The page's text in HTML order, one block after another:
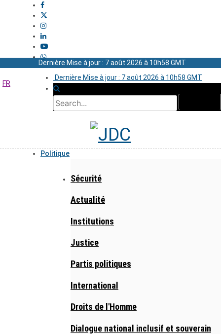
Dernière Mise à jour : 7 août 2026 à 10h58 GMT
Dernière Mise à jour : 7 août 2026 à 10h58 GMT
FR
Politique
Sécurité
Actualité
Institutions
Justice
Partis politiques
International
Droits de l'Homme
Dialogue national inclusif et souverain